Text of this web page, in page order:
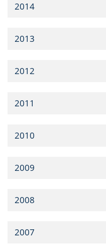
2014
2013
2012
2011
2010
2009
2008
2007